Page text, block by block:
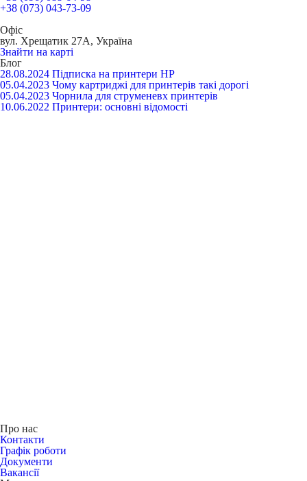
+38 (073) 043-73-09
Офіс
вул. Хрещатик 27А, Україна
Знайти на карті
Блог
28.08.2024 Підписка на принтери HP
05.04.2023 Чому картриджі для принтерів такі дорогі
05.04.2023 Чорнила для струменевх принтерів
10.06.2022 Принтери: основні відомості
Про нас
Контакти
Графік роботи
Документи
Вакансії